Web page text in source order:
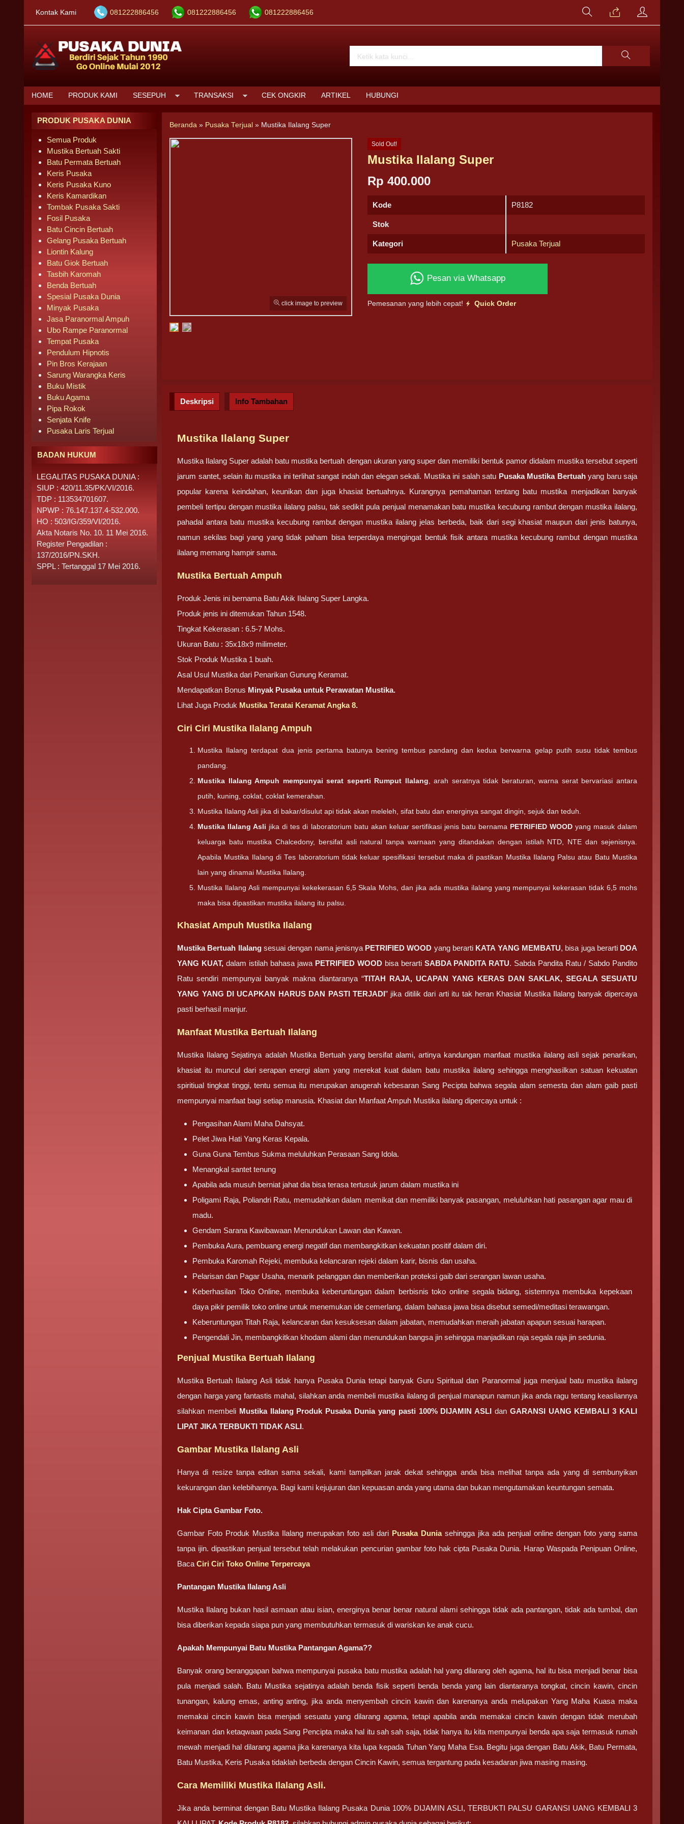
Kontak Kami 081222886456 081222886456 081222886456
HOME PRODUK KAMI SESEPUH TRANSAKSI CEK ONGKIR ARTIKEL HUBUNGI
Beranda » Pusaka Terjual » Mustika Ilalang Super
click image to preview
Sold Out!
Mustika Ilalang Super
Rp 400.000
Kode P8182
Stok
Kategori Pusaka Terjual
Pesan via Whatsapp
Pemesanan yang lebih cepat! Quick Order
Deskripsi Info Tambahan
Mustika Ilalang Super
Mustika Ilalang Super adalah batu mustika bertuah dengan ukuran yang super dan memiliki bentuk pamor didalam mustika tersebut seperti
jarum santet, selain itu mustika ini terlihat sangat indah dan elegan sekali. Mustika ini salah satu Pusaka Mustika Bertuahyang baru saja
popular karena keindahan, keunikan dan juga khasiat bertuahnya. Kurangnya pemahaman tentang batu mustika menjadikan banyak
pembeli tertipu dengan mustika ilalang palsu, tak sedikit pula penjual menamakan batu mustika kecubung rambut dengan mustika ilalang,
pahadal antara batu mustika kecubung rambut dengan mustika ilalang jelas berbeda, baik dari segi khasiat maupun dari jenis batunya,
namun sekilas bagi yang yang tidak paham bisa terperdaya mengingat bentuk fisik antara mustika kecubung rambut dengan mustika
ilalang memang hampir sama.
Mustika Bertuah Ampuh
Produk Jenis ini bernama Batu Akik Ilalang Super Langka.
Produk jenis ini ditemukan Tahun 1548.
Tingkat Kekerasan : 6.5-7 Mohs.
Ukuran Batu : 35x18x9 milimeter.
Stok Produk Mustika 1 buah.
Asal Usul Mustika dari Penarikan Gunung Keramat.
Mendapatkan Bonus Minyak Pusaka untuk Perawatan Mustika.
Lihat Juga Produk Mustika Teratai Keramat Angka 8.
Ciri Ciri Mustika Ilalang Ampuh
Mustika Ilalang terdapat dua jenis pertama batunya bening tembus pandang dan kedua berwarna gelap putih susu tidak tembus
pandang.
Mustika Ilalang Ampuh mempunyai serat seperti Rumput Ilalang , arah seratnya tidak beraturan, warna serat bervariasi antara
putih, kuning, coklat, coklat kemerahan.
Mustika Ilalang Asli jika di bakar/disulut api tidak akan meleleh, sifat batu dan energinya sangat dingin, sejuk dan teduh.
Mustika Ilalang Asli jika di tes di laboratorium batu akan keluar sertifikasi jenis batu bernama PETRIFIED WOODyang masuk dalam
keluarga batu mustika Chalcedony, bersifat asli natural tanpa warnaan yang ditandakan dengan istilah NTD, NTE dan sejenisnya.
Apabila Mustika Ilalang di Tes laboratorium tidak keluar spesifikasi tersebut maka di pastikan Mustika Ilalang Palsu atau Batu Mustika
lain yang dinamai Mustika Ilalang.
Mustika Ilalang Asli mempunyai kekekerasan 6,5 Skala Mohs, dan jika ada mustika ilalang yang mempunyai kekerasan tidak 6,5 mohs
maka bisa dipastikan mustika ilalang itu palsu.
Khasiat Ampuh Mustika Ilalang
Mustika Bertuah Ilalangsesuai dengan nama jenisnya PETRIFIED WOOD yang berarti KATA YANG MEMBATU, bisa juga berarti DOA
YANG KUAT,dalam istilah bahasa jawa PETRIFIED WOODbisa berarti SABDA PANDITA RATU. Sabda Pandita Ratu / Sabdo Pandito
Ratu sendiri mempunyai banyak makna diantaranya “TITAH RAJA, UCAPAN YANG KERAS DAN SAKLAK, SEGALA SESUATU
YANG YANG DI UCAPKAN HARUS DAN PASTI TERJADI” jika ditilik dari arti itu tak heran Khasiat Mustika Ilalang banyak dipercaya
pasti berhasil manjur.
Manfaat Mustika Bertuah Ilalang
Mustika Ilalang Sejatinya adalah Mustika Bertuah yang bersifat alami, artinya kandungan manfaat mustika ilalang asli sejak penarikan,
khasiat itu muncul dari serapan energi alam yang merekat kuat dalam batu mustika ilalang sehingga menghasilkan satuan kekuatan
spiritiual tingkat tinggi, tentu semua itu merupakan anugerah kebesaran Sang Pecipta bahwa segala alam semesta dan alam gaib pasti
mempunyai manfaat bagi setiap manusia. Khasiat dan Manfaat Ampuh Mustika ilalang dipercaya untuk :
Pengasihan Alami Maha Dahsyat.
Pelet Jiwa Hati Yang Keras Kepala.
Guna Guna Tembus Sukma meluluhkan Perasaan Sang Idola.
Menangkal santet tenung
Apabila ada musuh berniat jahat dia bisa terasa tertusuk jarum dalam mustika ini
Poligami Raja, Poliandri Ratu, memudahkan dalam memikat dan memiliki banyak pasangan, meluluhkan hati pasangan agar mau di
madu.
Gendam Sarana Kawibawaan Menundukan Lawan dan Kawan.
Pembuka Aura, pembuang energi negatif dan membangkitkan kekuatan positif dalam diri.
Pembuka Karomah Rejeki, membuka kelancaran rejeki dalam karir, bisnis dan usaha.
Pelarisan dan Pagar Usaha, menarik pelanggan dan memberikan proteksi gaib dari serangan lawan usaha.
Keberhasilan Toko Online, membuka keberuntungan dalam berbisnis toko online segala bidang, sistemnya membuka kepekaan
daya pikir pemilik toko online untuk menemukan ide cemerlang, dalam bahasa jawa bisa disebut semedi/meditasi terawangan.
Keberuntungan Titah Raja, kelancaran dan kesuksesan dalam jabatan, memudahkan meraih jabatan apapun sesuai harapan.
Pengendali Jin, membangkitkan khodam alami dan menundukan bangsa jin sehingga manjadikan raja segala raja jin sedunia.
Penjual Mustika Bertuah Ilalang
Mustika Bertuah Ilalang Asli tidak hanya Pusaka Dunia tetapi banyak Guru Spiritual dan Paranormal juga menjual batu mustika ilalang
dengan harga yang fantastis mahal, silahkan anda membeli mustika ilalang di penjual manapun namun jika anda ragu tentang keasliannya
silahkan membeli Mustika Ilalang Produk Pusaka Dunia yang pasti 100% DIJAMIN ASLI dan GARANSI UANG KEMBALI 3 KALI
LIPAT JIKA TERBUKTI TIDAK ASLI.
Gambar Mustika Ilalang Asli
Hanya di resize tanpa editan sama sekali, kami tampilkan jarak dekat sehingga anda bisa melihat tanpa ada yang di sembunyikan
kekurangan dan kelebihannya. Bagi kami kejujuran dan kepuasan anda yang utama dan bukan mengutamakan keuntungan semata.
Hak Cipta Gambar Foto.
Gambar Foto Produk Mustika Ilalang merupakan foto asli dari Pusaka Duniasehingga jika ada penjual online dengan foto yang sama
tanpa ijin. dipastikan penjual tersebut telah melakukan pencurian gambar foto hak cipta Pusaka Dunia. Harap Waspada Penipuan Online,
BacaCiri Ciri Toko Online Terpercaya
Pantangan Mustika Ilalang Asli
Mustika Ilalang bukan hasil asmaan atau isian, energinya benar benar natural alami sehingga tidak ada pantangan, tidak ada tumbal, dan
bisa diberikan kepada siapa pun yang membutuhkan termasuk di wariskan ke anak cucu.
Apakah Mempunyai Batu Mustika Pantangan Agama??
Banyak orang beranggapan bahwa mempunyai pusaka batu mustika adalah hal yang dilarang oleh agama, hal itu bisa menjadi benar bisa
pula menjadi salah. Batu Mustika sejatinya adalah benda fisik seperti benda benda yang lain diantaranya tongkat, cincin kawin, cincin
tunangan, kalung emas, anting anting, jika anda menyembah cincin kawin dan karenanya anda melupakan Yang Maha Kuasa maka
memakai cincin kawin bisa menjadi sesuatu yang dilarang agama, tetapi apabila anda memakai cincin kawin dengan tidak merubah
keimanan dan ketaqwaan pada Sang Pencipta maka hal itu sah sah saja, tidak hanya itu kita mempunyai benda apa saja termasuk rumah
mewah menjadi hal dilarang agama jika karenanya kita lupa kepada Tuhan Yang Maha Esa. Begitu juga dengan Batu Akik, Batu Permata,
Batu Mustika, Keris Pusaka tidaklah berbeda dengan Cincin Kawin, semua tergantung pada kesadaran jiwa masing masing.
Cara Memiliki Mustika Ilalang Asli.
Jika anda berminat dengan Batu Mustika Ilalang Pusaka Dunia 100% DIJAMIN ASLI, TERBUKTI PALSU GARANSI UANG KEMBALI 3
PRODUK PUSAKA DUNIA
Semua Produk
Mustika Bertuah Sakti
Batu Permata Bertuah
Keris Pusaka
Keris Pusaka Kuno
Keris Kamardikan
Tombak Pusaka Sakti
Fosil Pusaka
Batu Cincin Bertuah
Gelang Pusaka Bertuah
Liontin Kalung
Batu Giok Bertuah
Tasbih Karomah
Benda Bertuah
Spesial Pusaka Dunia
Minyak Pusaka
Jasa Paranormal Ampuh
Ubo Rampe Paranormal
Tempat Pusaka
Pendulum Hipnotis
Pin Bros Kerajaan
Sarung Warangka Keris
Buku Mistik
Buku Agama
Pipa Rokok
Senjata Knife
Pusaka Laris Terjual
BADAN HUKUM
LEGALITAS PUSAKA DUNIA :
SIUP : 420/11.35/PK/VI/2016.
TDP : 113534701607.
NPWP : 76.147.137.4-532.000.
HO : 503/IG/359/VI/2016.
Akta Notaris No. 10. 11 Mei 2016.
Register Pengadilan :
137/2016/PN.SKH.
SPPL : Tertanggal 17 Mei 2016.